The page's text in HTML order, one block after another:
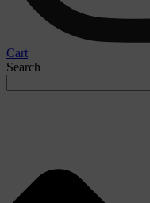
Cart
Search